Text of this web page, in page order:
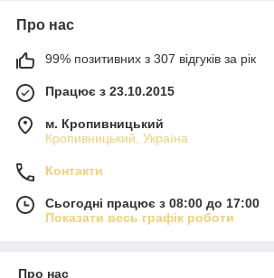
Про нас
99% позитивних з 307 відгуків за рік
Працює з 23.10.2015
м. Кропивницький
Кропивницький, Україна
Контакти
Сьогодні працює з 08:00 до 17:00
Показати весь графік роботи
Про нас